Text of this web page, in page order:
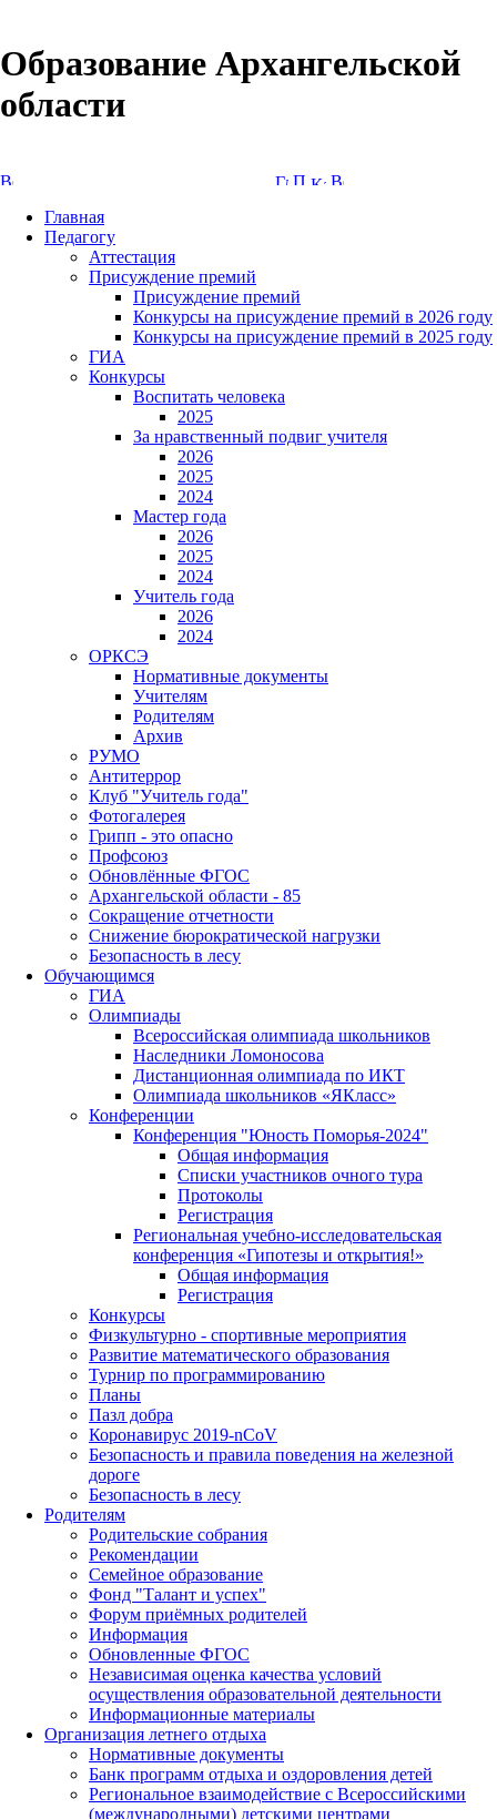
Образование Архангельской
области
Главная
Педагогу
Аттестация
Присуждение премий
Присуждение премий
Конкурсы на присуждение премий в 2026 году
Конкурсы на присуждение премий в 2025 году
ГИА
Конкурсы
Воспитать человека
2025
За нравственный подвиг учителя
2026
2025
2024
Мастер года
2026
2025
2024
Учитель года
2026
2024
ОРКСЭ
Нормативные документы
Учителям
Родителям
Архив
РУМО
Антитеррор
Клуб "Учитель года"
Фотогалерея
Грипп - это опасно
Профсоюз
Обновлённые ФГОС
Архангельской области - 85
Сокращение отчетности
Снижение бюрократической нагрузки
Безопасность в лесу
Обучающимся
ГИА
Олимпиады
Всероссийская олимпиада школьников
Наследники Ломоносова
Дистанционная олимпиада по ИКТ
Олимпиада школьников «ЯКласс»
Конференции
Конференция "Юность Поморья-2024"
Общая информация
Списки участников очного тура
Протоколы
Регистрация
Региональная учебно-исследовательская
конференция «Гипотезы и открытия!»
Общая информация
Регистрация
Конкурсы
Физкультурно - спортивные мероприятия
Развитие математического образования
Турнир по программированию
Планы
Пазл добра
Коронавирус 2019-nCoV
Безопасность и правила поведения на железной
дороге
Безопасность в лесу
Родителям
Родительские собрания
Рекомендации
Семейное образование
Фонд "Талант и успех"
Форум приёмных родителей
Информация
Обновленные ФГОС
Независимая оценка качества условий
осуществления образовательной деятельности
Информационные материалы
Организация летнего отдыха
Нормативные документы
Банк программ отдыха и оздоровления детей
Региональное взаимодействие с Всероссийскими
(международными) детскими центрами